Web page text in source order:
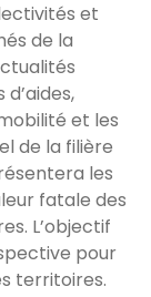
et
de la
et les
de la filière
les
fatale des
L’objectif
pour
territoires.